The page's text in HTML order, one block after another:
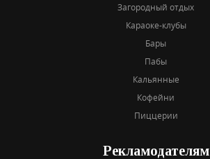
Загородный отдых
Караоке-клубы
Бары
Пабы
Кальянные
Кофейни
Пиццерии
Рекламодателям